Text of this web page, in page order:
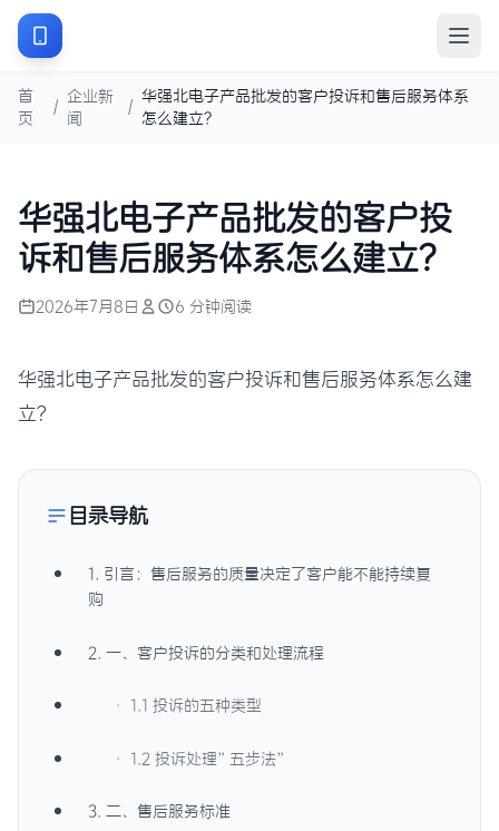
首
页
/
企业新
闻
/
华强北电子产品批发的客户投诉和售后服务体系
怎么建立？
华强北电子产品批发的客户投
诉和售后服务体系怎么建立？
2026年7月8日 6 分钟阅读
华强北电子产品批发的客户投诉和售后服务体系怎么建
立？
目录导航
1. 引言：售后服务的质量决定了客户能不能持续复
购
2. 一、客户投诉的分类和处理流程
· 1.1 投诉的五种类型
· 1.2 投诉处理”五步法”
3. 二、售后服务标准